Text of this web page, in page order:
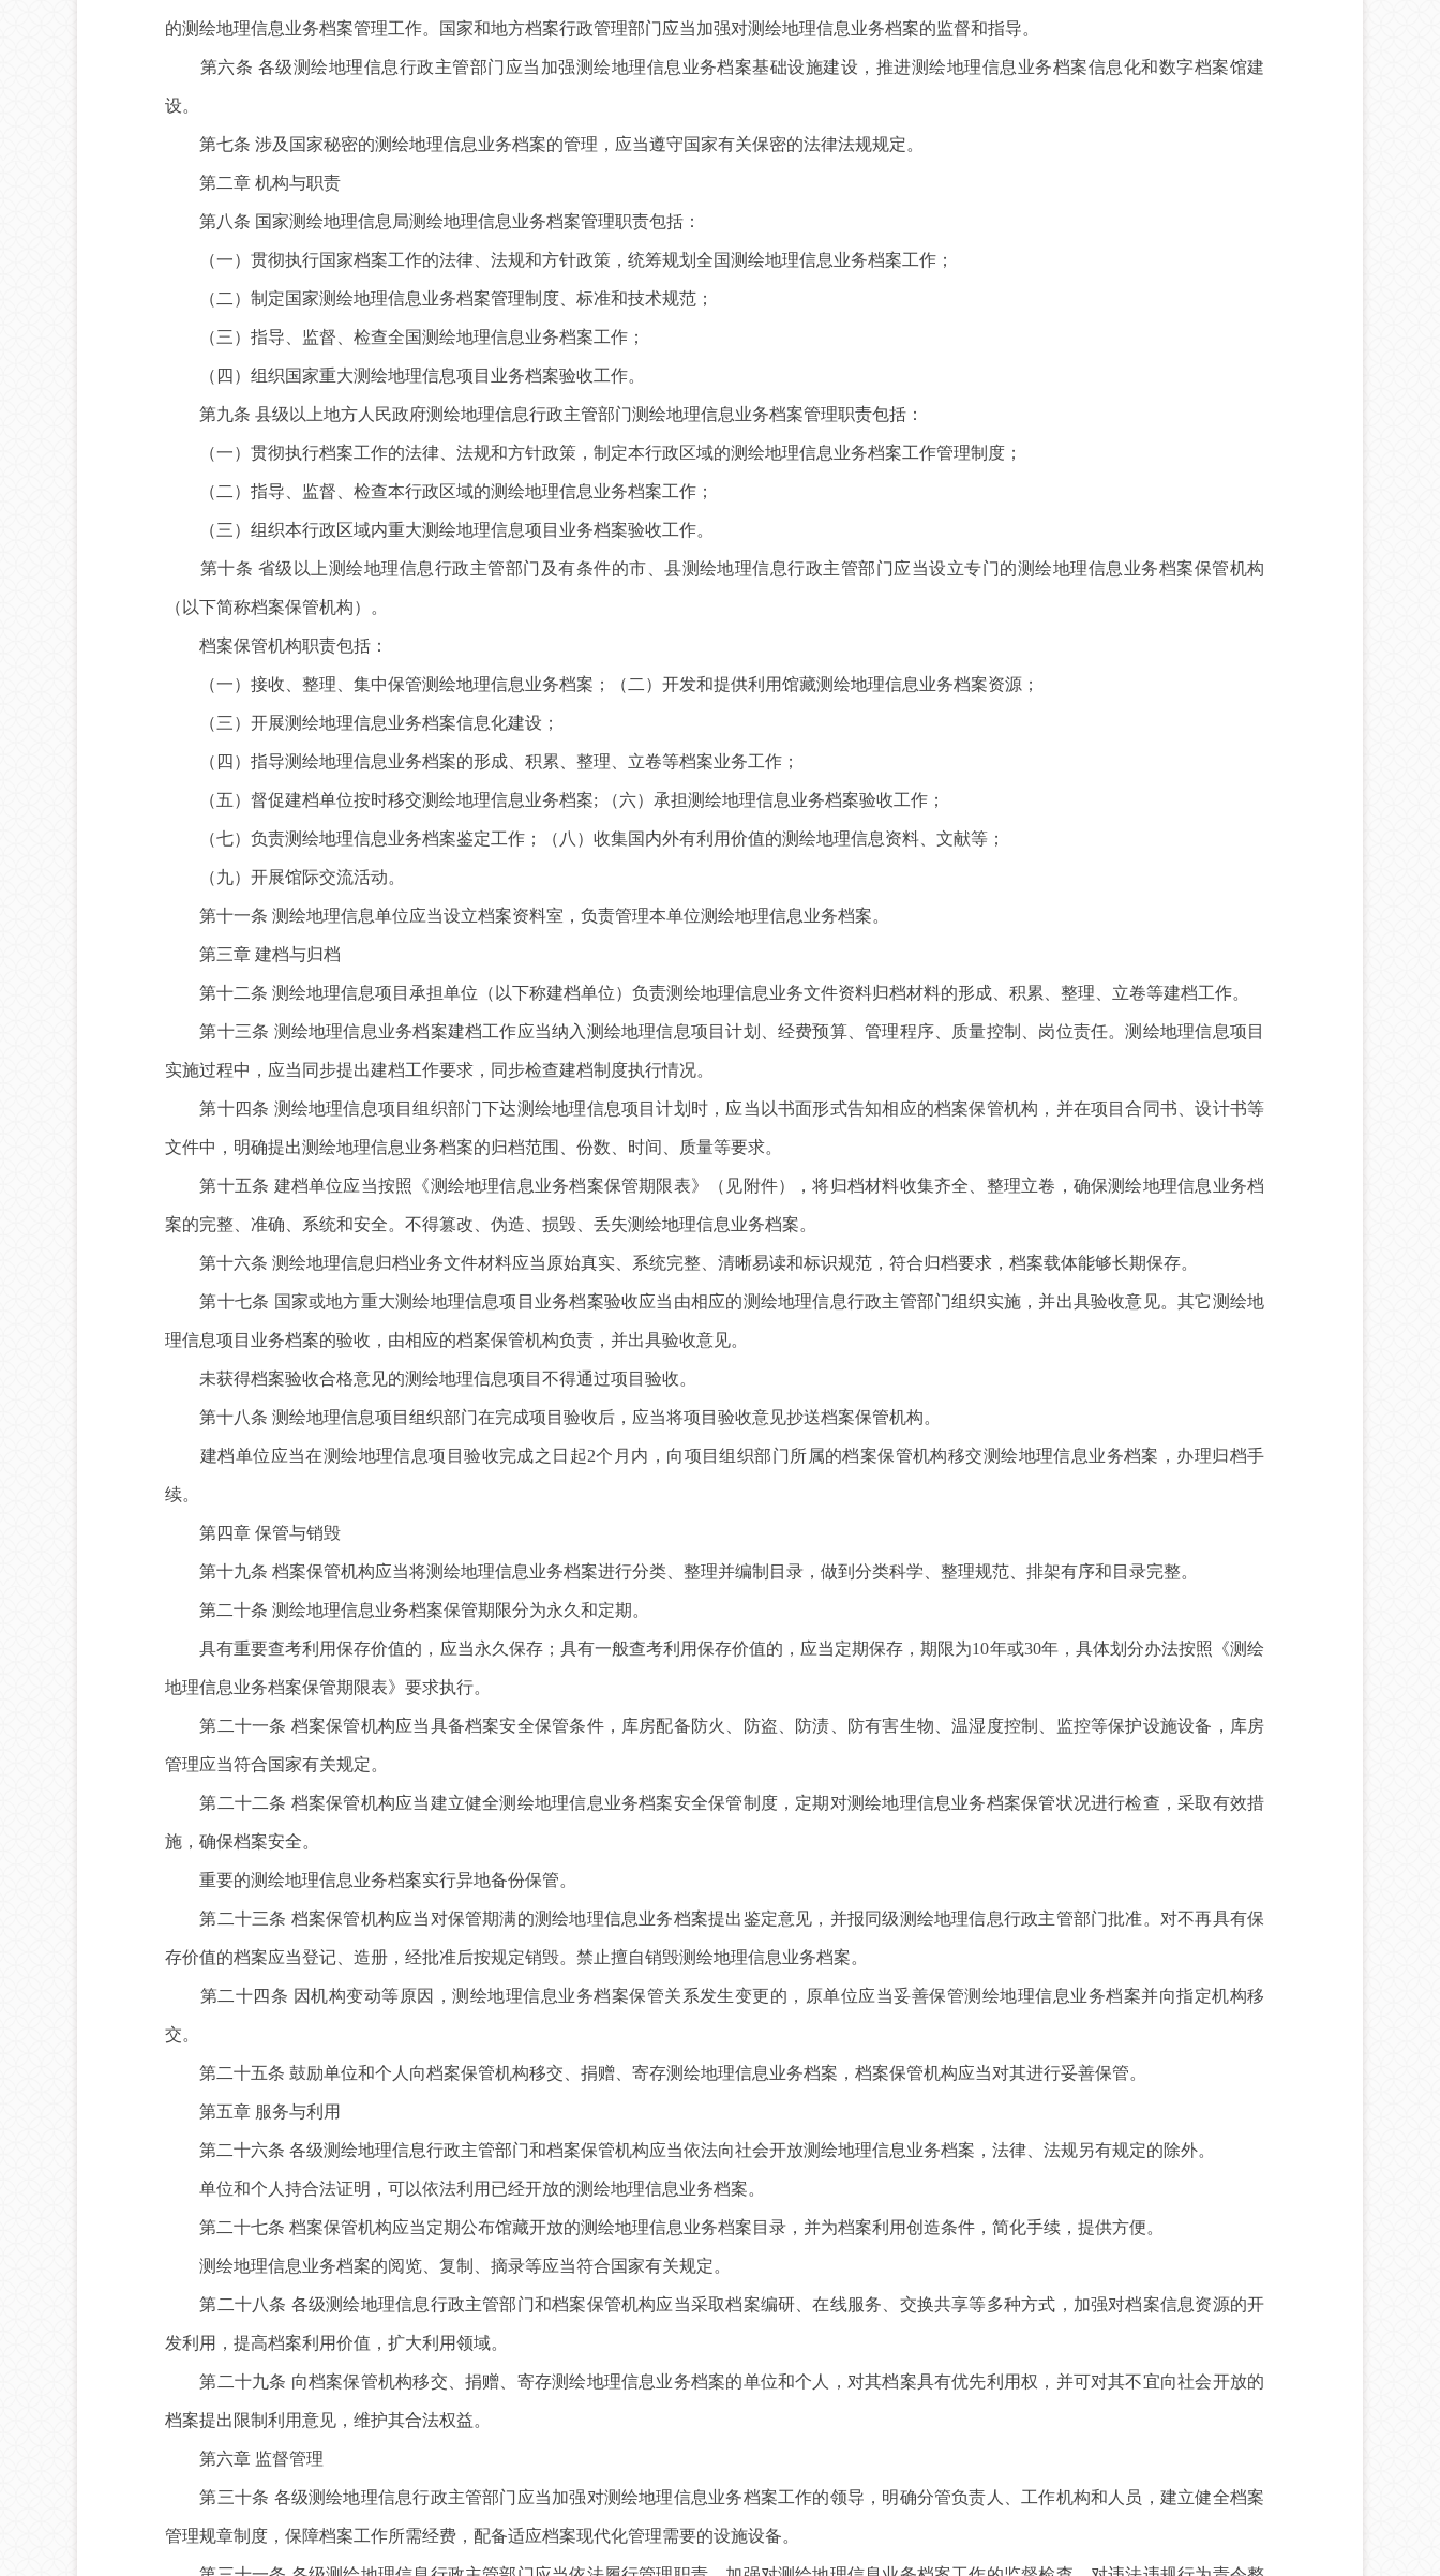
的测绘地理信息业务档案管理工作。国家和地方档案行政管理部门应当加强对测绘地理信息业务档案的监督和指导。
第六条 各级测绘地理信息行政主管部门应当加强测绘地理信息业务档案基础设施建设，推进测绘地理信息业务档案信息化和数字档案馆建
设。
第七条 涉及国家秘密的测绘地理信息业务档案的管理，应当遵守国家有关保密的法律法规规定。
第二章 机构与职责
第八条 国家测绘地理信息局测绘地理信息业务档案管理职责包括：
（一）贯彻执行国家档案工作的法律、法规和方针政策，统筹规划全国测绘地理信息业务档案工作；
（二）制定国家测绘地理信息业务档案管理制度、标准和技术规范；
（三）指导、监督、检查全国测绘地理信息业务档案工作；
（四）组织国家重大测绘地理信息项目业务档案验收工作。
第九条 县级以上地方人民政府测绘地理信息行政主管部门测绘地理信息业务档案管理职责包括：
（一）贯彻执行档案工作的法律、法规和方针政策，制定本行政区域的测绘地理信息业务档案工作管理制度；
（二）指导、监督、检查本行政区域的测绘地理信息业务档案工作；
（三）组织本行政区域内重大测绘地理信息项目业务档案验收工作。
第十条 省级以上测绘地理信息行政主管部门及有条件的市、县测绘地理信息行政主管部门应当设立专门的测绘地理信息业务档案保管机构
（以下简称档案保管机构）。
档案保管机构职责包括：
（一）接收、整理、集中保管测绘地理信息业务档案；（二）开发和提供利用馆藏测绘地理信息业务档案资源；
（三）开展测绘地理信息业务档案信息化建设；
（四）指导测绘地理信息业务档案的形成、积累、整理、立卷等档案业务工作；
（五）督促建档单位按时移交测绘地理信息业务档案; （六）承担测绘地理信息业务档案验收工作；
（七）负责测绘地理信息业务档案鉴定工作；（八）收集国内外有利用价值的测绘地理信息资料、文献等；
（九）开展馆际交流活动。
第十一条 测绘地理信息单位应当设立档案资料室，负责管理本单位测绘地理信息业务档案。
第三章 建档与归档
第十二条 测绘地理信息项目承担单位（以下称建档单位）负责测绘地理信息业务文件资料归档材料的形成、积累、整理、立卷等建档工作。
第十三条 测绘地理信息业务档案建档工作应当纳入测绘地理信息项目计划、经费预算、管理程序、质量控制、岗位责任。测绘地理信息项目
实施过程中，应当同步提出建档工作要求，同步检查建档制度执行情况。
第十四条 测绘地理信息项目组织部门下达测绘地理信息项目计划时，应当以书面形式告知相应的档案保管机构，并在项目合同书、设计书等
文件中，明确提出测绘地理信息业务档案的归档范围、份数、时间、质量等要求。
第十五条 建档单位应当按照《测绘地理信息业务档案保管期限表》（见附件），将归档材料收集齐全、整理立卷，确保测绘地理信息业务档
案的完整、准确、系统和安全。不得篡改、伪造、损毁、丢失测绘地理信息业务档案。
第十六条 测绘地理信息归档业务文件材料应当原始真实、系统完整、清晰易读和标识规范，符合归档要求，档案载体能够长期保存。
第十七条 国家或地方重大测绘地理信息项目业务档案验收应当由相应的测绘地理信息行政主管部门组织实施，并出具验收意见。其它测绘地
理信息项目业务档案的验收，由相应的档案保管机构负责，并出具验收意见。
未获得档案验收合格意见的测绘地理信息项目不得通过项目验收。
第十八条 测绘地理信息项目组织部门在完成项目验收后，应当将项目验收意见抄送档案保管机构。
建档单位应当在测绘地理信息项目验收完成之日起2个月内，向项目组织部门所属的档案保管机构移交测绘地理信息业务档案，办理归档手
续。
第四章 保管与销毁
第十九条 档案保管机构应当将测绘地理信息业务档案进行分类、整理并编制目录，做到分类科学、整理规范、排架有序和目录完整。
第二十条 测绘地理信息业务档案保管期限分为永久和定期。
具有重要查考利用保存价值的，应当永久保存；具有一般查考利用保存价值的，应当定期保存，期限为10年或30年，具体划分办法按照《测绘
地理信息业务档案保管期限表》要求执行。
第二十一条 档案保管机构应当具备档案安全保管条件，库房配备防火、防盗、防渍、防有害生物、温湿度控制、监控等保护设施设备，库房
管理应当符合国家有关规定。
第二十二条 档案保管机构应当建立健全测绘地理信息业务档案安全保管制度，定期对测绘地理信息业务档案保管状况进行检查，采取有效措
施，确保档案安全。
重要的测绘地理信息业务档案实行异地备份保管。
第二十三条 档案保管机构应当对保管期满的测绘地理信息业务档案提出鉴定意见，并报同级测绘地理信息行政主管部门批准。对不再具有保
存价值的档案应当登记、造册，经批准后按规定销毁。禁止擅自销毁测绘地理信息业务档案。
第二十四条 因机构变动等原因，测绘地理信息业务档案保管关系发生变更的，原单位应当妥善保管测绘地理信息业务档案并向指定机构移
交。
第二十五条 鼓励单位和个人向档案保管机构移交、捐赠、寄存测绘地理信息业务档案，档案保管机构应当对其进行妥善保管。
第五章 服务与利用
第二十六条 各级测绘地理信息行政主管部门和档案保管机构应当依法向社会开放测绘地理信息业务档案，法律、法规另有规定的除外。
单位和个人持合法证明，可以依法利用已经开放的测绘地理信息业务档案。
第二十七条 档案保管机构应当定期公布馆藏开放的测绘地理信息业务档案目录，并为档案利用创造条件，简化手续，提供方便。
测绘地理信息业务档案的阅览、复制、摘录等应当符合国家有关规定。
第二十八条 各级测绘地理信息行政主管部门和档案保管机构应当采取档案编研、在线服务、交换共享等多种方式，加强对档案信息资源的开
发利用，提高档案利用价值，扩大利用领域。
第二十九条 向档案保管机构移交、捐赠、寄存测绘地理信息业务档案的单位和个人，对其档案具有优先利用权，并可对其不宜向社会开放的
档案提出限制利用意见，维护其合法权益。
第六章 监督管理
第三十条 各级测绘地理信息行政主管部门应当加强对测绘地理信息业务档案工作的领导，明确分管负责人、工作机构和人员，建立健全档案
管理规章制度，保障档案工作所需经费，配备适应档案现代化管理需要的设施设备。